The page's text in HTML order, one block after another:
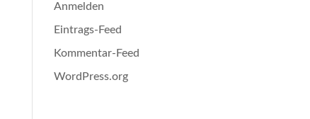
Anmelden
Eintrags-Feed
Kommentar-Feed
WordPress.org